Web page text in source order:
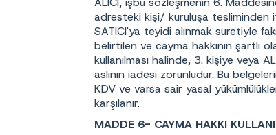
adresteki kişi/ kuruluşa tesliminden
SATICI'ya teyidi alınmak suretiyle
belirtilen ve cayma hakkının şartlı
kullanılması halinde, 3. kişiye veya
aslının iadesi zorunludur. Bu
KDV ve varsa sair yasal
karşılanır.
MADDE 6- CAYMA HAKKI